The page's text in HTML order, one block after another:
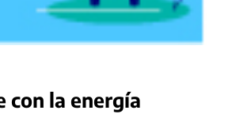
con la energía